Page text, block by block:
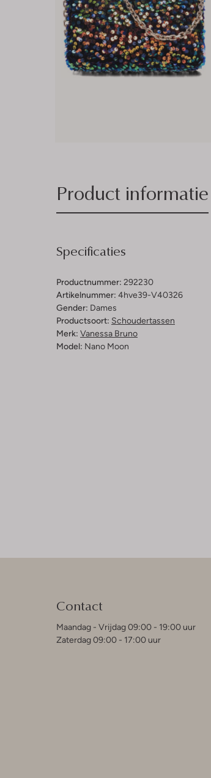
Product informatie
Specificaties
Productnummer: 292230
Artikelnummer: 4hve39-V40326
Gender: Dames
Productsoort: Schoudertassen
Merk: Vanessa Bruno
Model: Nano Moon
Contact
Maandag - Vrijdag 09:00 - 19:00 uur
Zaterdag 09:00 - 17:00 uur